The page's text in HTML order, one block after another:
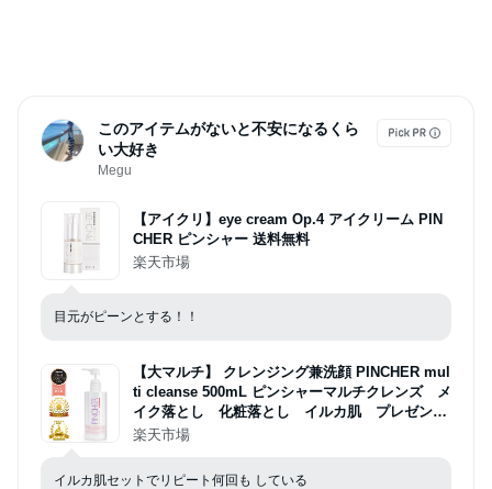
このアイテムがないと不安になるくら
い大好き
Megu
【アイクリ】eye cream Op.4 アイクリーム PIN
CHER ピンシャー 送料無料
楽天市場
目元がピーンとする！！
【大マルチ】 クレンジング兼洗顔 PINCHER mul
ti cleanse 500mL ピンシャーマルチクレンズ メ
イク落とし 化粧落とし イルカ肌 プレゼン
ト 送料無料
楽天市場
イルカ肌セットでリピート何回も している